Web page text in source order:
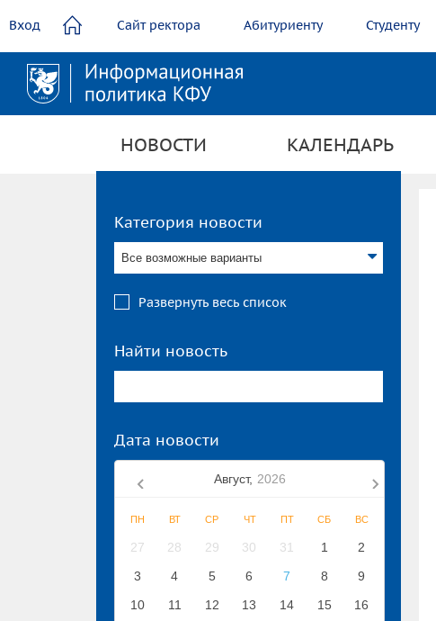
содержанию
Вход Сайт ректора Абитуриенту Студенту
НОВОСТИ КАЛЕНДАРЬ
Категория новости
Все возможные варианты
Развернуть весь список
Найти новость
Дата новости
Август, 2026
ПН ВТ СР ЧТ ПТ СБ ВС
27 28 29 30 31 1
2
3
4 5 6 7 8
9
10
11 12 13 14 15
16